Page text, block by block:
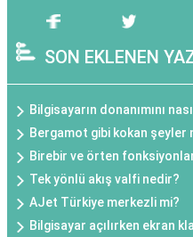
SON EKLENEN
Bilgisayarın donanımını
Bergamot gibi kokan şeyler
Birebir ve örten
Tek yönlü akış valfi nedir?
AJet Türkiye merkezli mi?
Bilgisayar açılırken ekran